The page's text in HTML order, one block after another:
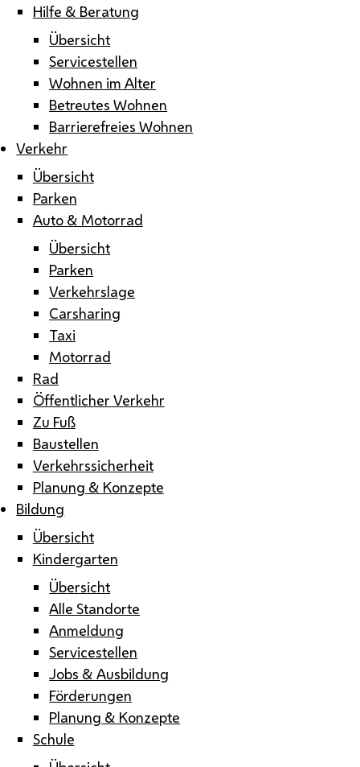
Hilfe & Beratung
Übersicht
Servicestellen
Wohnen im Alter
Betreutes Wohnen
Barrierefreies Wohnen
Verkehr
Übersicht
Parken
Auto & Motorrad
Übersicht
Parken
Verkehrslage
Carsharing
Taxi
Motorrad
Rad
Öffentlicher Verkehr
Zu Fuß
Baustellen
Verkehrssicherheit
Planung & Konzepte
Bildung
Übersicht
Kindergarten
Übersicht
Alle Standorte
Anmeldung
Servicestellen
Jobs & Ausbildung
Förderungen
Planung & Konzepte
Schule